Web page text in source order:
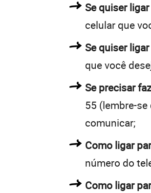
Se quiser
celular que
Se quiser
que você
Se precisar
55 (lembre-
comunicar;
Como ligar
número do
Como ligar